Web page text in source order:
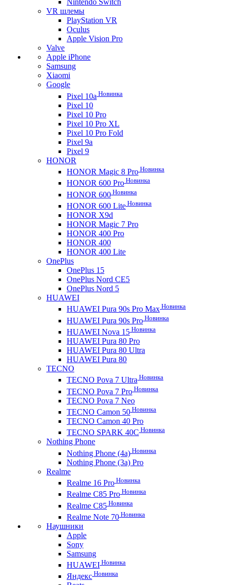
Nintendo Switch
VR шлемы
PlayStation VR
Oculus
Apple Vision Pro
Valve
Apple iPhone
Samsung
Xiaomi
Google
Pixel 10a Новинка
Pixel 10
Pixel 10 Pro
Pixel 10 Pro XL
Pixel 10 Pro Fold
Pixel 9a
Pixel 9
HONOR
HONOR Magic 8 Pro Новинка
HONOR 600 Pro Новинка
HONOR 600 Новинка
HONOR 600 Lite Новинка
HONOR X9d
HONOR Magic 7 Pro
HONOR 400 Pro
HONOR 400
HONOR 400 Lite
OnePlus
OnePlus 15
OnePlus Nord CE5
OnePlus Nord 5
HUAWEI
HUAWEI Pura 90s Pro Max Новинка
HUAWEI Pura 90s Pro Новинка
HUAWEI Nova 15 Новинка
HUAWEI Pura 80 Pro
HUAWEI Pura 80 Ultra
HUAWEI Pura 80
TECNO
TECNO Pova 7 Ultra Новинка
TECNO Pova 7 Pro Новинка
TECNO Pova 7 Neo
TECNO Camon 50 Новинка
TECNO Camon 40 Pro
TECNO SPARK 40C Новинка
Nothing Phone
Nothing Phone (4a) Новинка
Nothing Phone (3a) Pro
Realme
Realme 16 Pro Новинка
Realme C85 Pro Новинка
Realme C85 Новинка
Realme Note 70 Новинка
Наушники
Apple
Sony
Samsung
HUAWEI Новинка
Яндекс Новинка